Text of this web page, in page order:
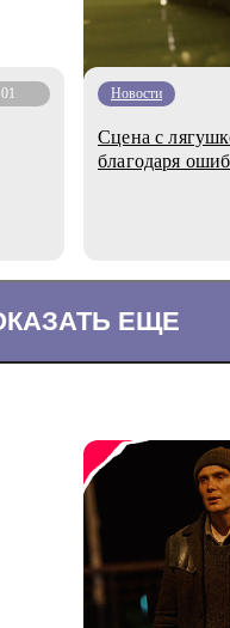
Новости
Сцена с
благодаря
ЕЩЕ